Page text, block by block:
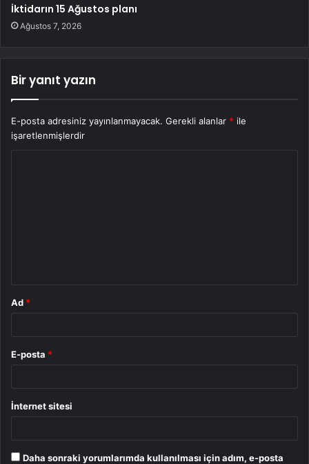
İktidarın 15 Ağustos planı
Ağustos 7, 2026
Bir yanıt yazın
E-posta adresiniz yayınlanmayacak. Gerekli alanlar * ile
işaretlenmişlerdir
Ad *
E-posta *
İnternet sitesi
Daha sonraki yorumlarımda kullanılması için adım, e-posta